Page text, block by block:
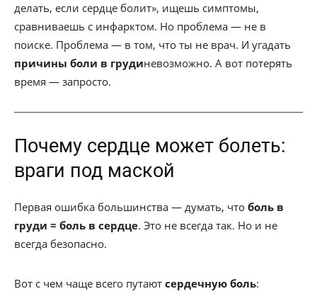
делать, если сердце болит», ищешь симптомы,
сравниваешь с инфарктом. Но проблема — не в
поиске. Проблема — в том, что ты не врач. И угадать
причины боли в грудиневозможно. А вот потерять
время — запросто.
Почему сердце может болеть:
враги под маской
Первая ошибка большинства — думать, что боль в
груди = боль в сердце. Это не всегда так. Но и не
всегда безопасно.
Вот с чем чаще всего путают сердечную боль: